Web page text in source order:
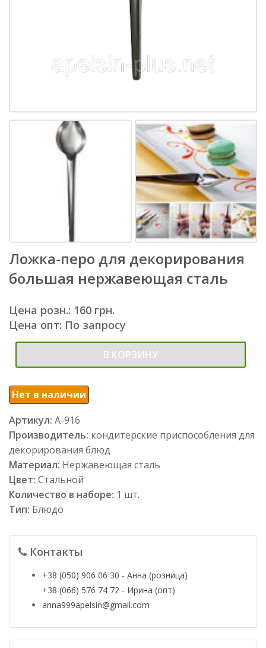
Ложка-перо для декорирования
большая нержавеющая сталь
Цена розн.: 160 грн.
Цена опт: По запросу
В КОРЗИНУ
Нет в наличии
Артикул: А-916
Производитель: кондитерские приспособления для
декорирования блюд
Материал: Нержавеющая сталь
Цвет: Стальной
Количество в наборе: 1 шт.
Тип: Блюдо
Контакты
+38 (050) 906 06 30 - Анна (розница)
+38 (066) 576 74 72 - Ирина (опт)
anna999apelsin@gmail.com